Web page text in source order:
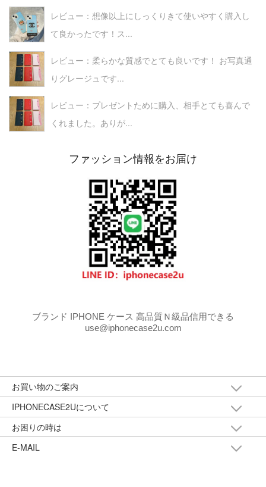
レビュー：想像以上にしっくりきて使いやすく購入し
て良かったです！ス...
レビュー：柔らかな質感でとても良いです！ お写真通
りグレージュです...
レビュー：プレゼントために購入、相手とても喜んで
くれました。ありが...
ファッション情報をお届け
ブランド IPHONE ケース 高品質Ｎ級品信用できる
use@iphonecase2u.com
お買い物のご案内
IPHONECASE2Uについて
お困りの時は
E-MAIL